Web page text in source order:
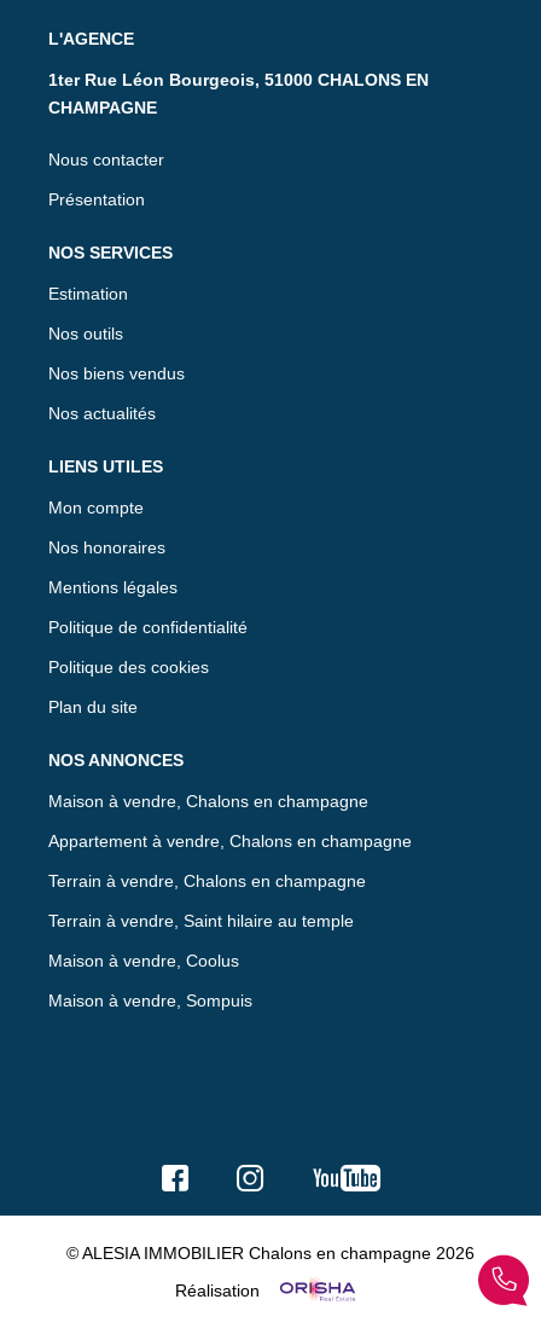
L'AGENCE
1ter Rue Léon Bourgeois, 51000 CHALONS EN
CHAMPAGNE
Nous contacter
Présentation
NOS SERVICES
Estimation
Nos outils
Nos biens vendus
Nos actualités
LIENS UTILES
Mon compte
Nos honoraires
Mentions légales
Politique de confidentialité
Politique des cookies
Plan du site
NOS ANNONCES
Maison à vendre, Chalons en champagne
Appartement à vendre, Chalons en champagne
Terrain à vendre, Chalons en champagne
Terrain à vendre, Saint hilaire au temple
Maison à vendre, Coolus
Maison à vendre, Sompuis
© ALESIA IMMOBILIER Chalons en champagne 2026
Réalisation